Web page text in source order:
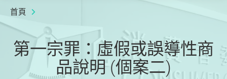
首頁
第一宗罪：虛假或誤導性商
品說明 (個案二)